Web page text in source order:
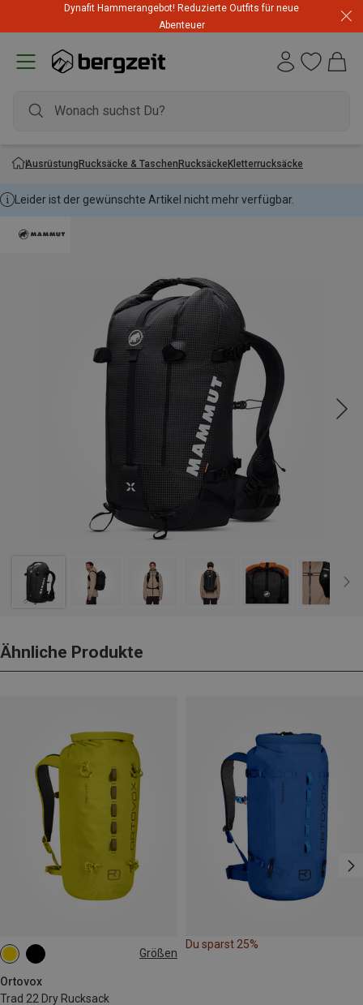
Dynafit Hammerangebot! Reduzierte Outfits für neue
Abenteuer
AusrüstungRucksäcke & TaschenRucksäckeKletterrucksäcke
Leider ist der gewünschte Artikel nicht mehr verfügbar.
Ähnliche Produkte
Größen
Ortovox
Trad 22 Dry Rucksack
22L
Du sparst 25%